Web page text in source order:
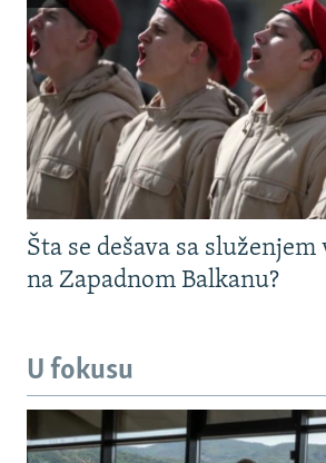
Šta se dešava sa
na Zapadnom Balkanu?
U fokusu